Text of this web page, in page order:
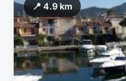
📍 4.9 km